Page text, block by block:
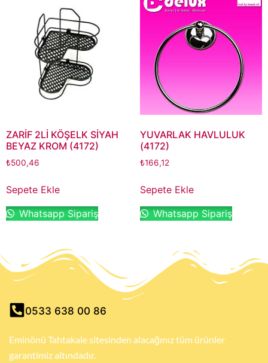
ZARİF 2Lİ KÖŞELK SİYAH
BEYAZ KROM (4172)
₺500,46
Sepete Ekle
Whatsapp Sipariş
YUVARLAK HAVLULUK
(4172)
₺166,12
Sepete Ekle
Whatsapp Sipariş
0533 638 00 86
Eminönü Tahtakale sitesinden alacağınız tüm ürünler
garantimiz altındadır.